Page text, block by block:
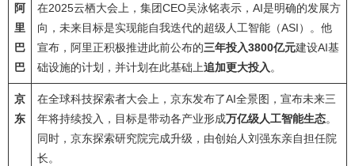
阿
里
巴
巴
在2025云栖大会上，集团CEO吴泳铭表示，AI是明确的发展方
向，未来目标是实现能自我迭代的超级人工智能（ASI）。他
宣布，阿里正积极推进此前公布的三年投入3800亿元建设AI基
础设施的计划，并计划在此基础上追加更大投入 。
京
东
在全球科技探索者大会上，京东发布了AI全景图，宣布未来三
年将持续投入，目标是带动各产业形成万亿级人工智能生态。
同时，京东探索研究院完成升级，由创始人刘强东亲自担任院
长。